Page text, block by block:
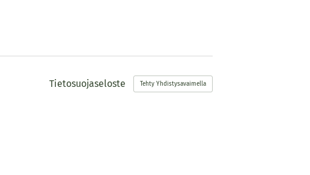
Tietosuojaseloste Tehty Yhdistysavaimella